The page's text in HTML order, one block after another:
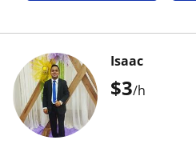
$3/h
Isaac